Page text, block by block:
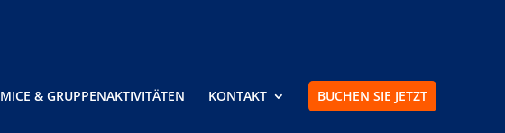
MICE & GRUPPENAKTIVITÄTEN KONTAKT BUCHEN SIE JETZT